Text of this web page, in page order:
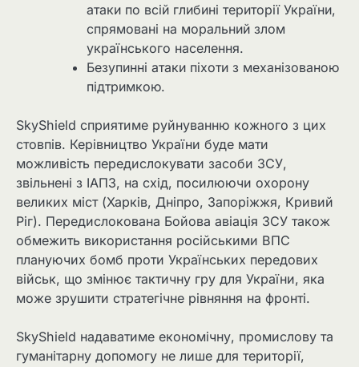
атаки по всій глибині території України,
спрямовані на моральний злом
українського населення.
Безупинні атаки піхоти з механізованою
підтримкою.
SkyShield сприятиме руйнуванню кожного з цих
стовпів. Керівництво України буде мати
можливість передислокувати засоби ЗСУ,
звільнені з ІАПЗ, на схід, посилюючи охорону
великих міст (Харків, Дніпро, Запоріжжя, Кривий
Ріг). Передислокована Бойова авіація ЗСУ також
обмежить використання російськими ВПС
плануючих бомб проти Українських передових
військ, що змінює тактичну гру для України, яка
може зрушити стратегічне рівняння на фронті.
SkyShield надаватиме економічну, промислову та
гуманітарну допомогу не лише для території,